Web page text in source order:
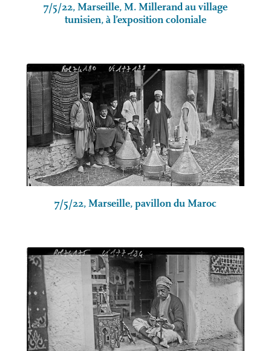
7/5/22, Marseille, M. Millerand au village
tunisien, à l’exposition coloniale
7/5/22, Marseille, pavillon du Maroc